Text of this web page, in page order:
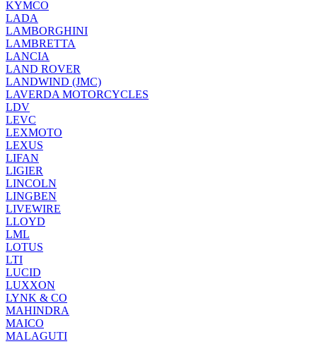
KYMCO
LADA
LAMBORGHINI
LAMBRETTA
LANCIA
LAND ROVER
LANDWIND (JMC)
LAVERDA MOTORCYCLES
LDV
LEVC
LEXMOTO
LEXUS
LIFAN
LIGIER
LINCOLN
LINGBEN
LIVEWIRE
LLOYD
LML
LOTUS
LTI
LUCID
LUXXON
LYNK & CO
MAHINDRA
MAICO
MALAGUTI